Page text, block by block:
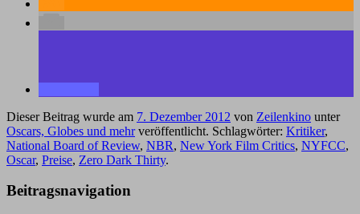
Dieser Beitrag wurde am 7. Dezember 2012 von Zeilenkino unter
Oscars, Globes und mehrveröffentlicht. Schlagwörter: Kritiker,
National Board of Review, NBR, New York Film Critics, NYFCC,
Oscar, Preise, Zero Dark Thirty.
Beitragsnavigation